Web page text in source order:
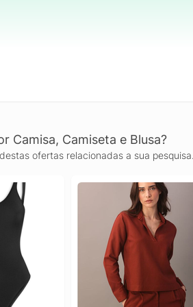
Camisa, Camiseta e Blusa?
ofertas relacionadas a sua